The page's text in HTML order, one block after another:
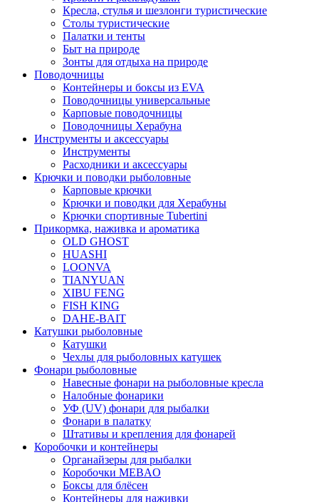
Кресла, стулья и шезлонги туристические
Столы туристические
Палатки и тенты
Быт на природе
Зонты для отдыха на природе
Поводочницы
Контейнеры и боксы из EVA
Поводочницы универсальные
Карповые поводочницы
Поводочницы Херабуна
Инструменты и аксессуары
Инструменты
Расходники и аксессуары
Крючки и поводки рыболовные
Карповые крючки
Крючки и поводки для Херабуны
Крючки спортивные Tubertini
Прикормка, наживка и ароматика
OLD GHOST
HUASHI
LOONVA
TIANYUAN
XIBU FENG
FISH KING
DAHE-BAIT
Катушки рыболовные
Катушки
Чехлы для рыболовных катушек
Фонари рыболовные
Навесные фонари на рыболовные кресла
Налобные фонарики
УФ (UV) фонари для рыбалки
Фонари в палатку
Штативы и крепления для фонарей
Коробочки и контейнеры
Органайзеры для рыбалки
Коробочки MEBAO
Боксы для блёсен
Контейнеры для наживки